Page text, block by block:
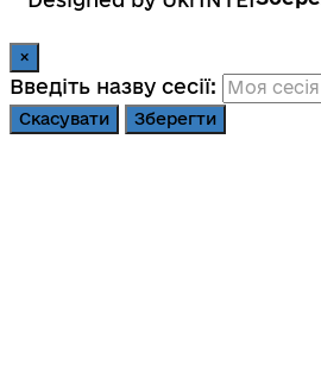
×
Введіть назву сесії:
Скасувати Зберегти